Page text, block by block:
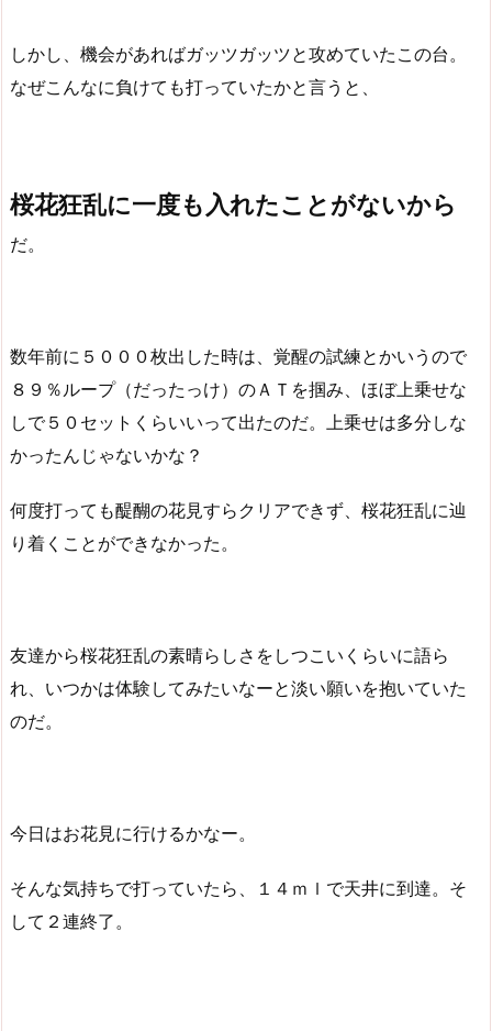
しかし、機会があればガッツガッツと攻めていたこの台。
なぜこんなに負けても打っていたかと言うと、
桜花狂乱に一度も入れたことがないから
だ。
数年前に５０００枚出した時は、覚醒の試練とかいうので
８９％ループ（だったっけ）のＡＴを掴み、ほぼ上乗せな
しで５０セットくらいいって出たのだ。上乗せは多分しな
かったんじゃないかな？
何度打っても醍醐の花見すらクリアできず、桜花狂乱に辿
り着くことができなかった。
友達から桜花狂乱の素晴らしさをしつこいくらいに語ら
れ、いつかは体験してみたいなーと淡い願いを抱いていた
のだ。
今日はお花見に行けるかなー。
そんな気持ちで打っていたら、１４ｍｌで天井に到達。そ
して２連終了。